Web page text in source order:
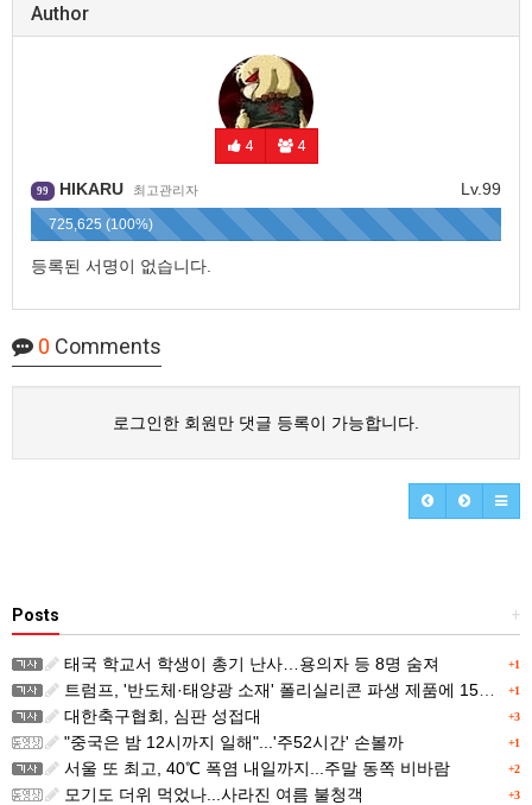
Author
4 4
Lv.99
99 HIKARU 최고관리자
725,625 (100%)
등록된 서명이 없습니다.
0 Comments
로그인한 회원만 댓글 등록이 가능합니다.
+
Posts
+1
태국 학교서 학생이 총기 난사…용의자 등 8명 숨져
+1
트럼프, '반도체·태양광 소재' 폴리실리콘 파생 제품에 15% 관세...한국 기업도 영향
+3
대한축구협회, 심판 성접대
+1
"중국은 밤 12시까지 일해"...'주52시간' 손볼까
+2
서울 또 최고, 40℃ 폭염 내일까지...주말 동쪽 비바람
+3
모기도 더위 먹었나...사라진 여름 불청객